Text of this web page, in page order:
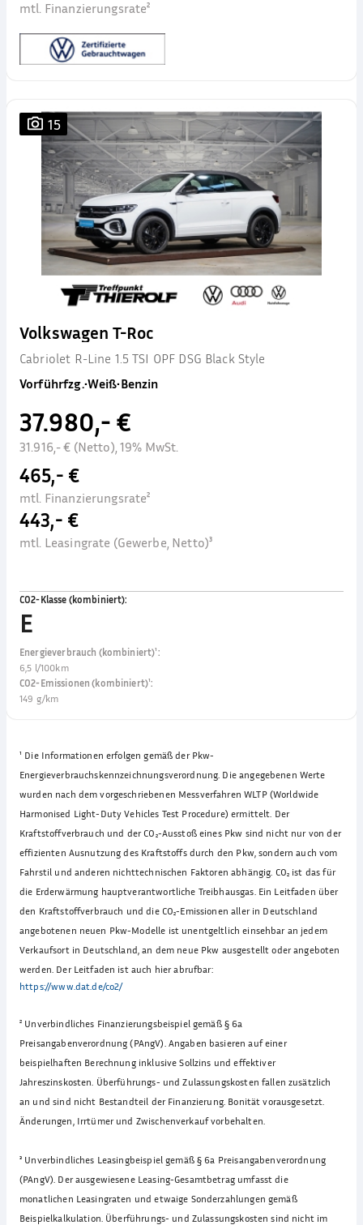
mtl. Finanzierungsrate²
15
Volkswagen T-Roc
Cabriolet R-Line 1.5 TSI OPF DSG Black Style
Vorführfzg.•Weiß•Benzin
37.980,- €
31.916,- € (Netto), 19% MwSt.
465,- €
mtl. Finanzierungsrate²
443,- €
mtl. Leasingrate (Gewerbe, Netto)³
CO2-Klasse (kombiniert):
E
Energieverbrauch (kombiniert)¹:
6,5 l/100km
CO2-Emissionen (kombiniert)¹:
149 g/km
¹ Die Informationen erfolgen gemäß der Pkw-
Energieverbrauchskennzeichnungsverordnung. Die angegebenen Werte
wurden nach dem vorgeschriebenen Messverfahren WLTP (Worldwide
Harmonised Light-Duty Vehicles Test Procedure) ermittelt. Der
Kraftstoffverbrauch und der CO₂-Ausstoß eines Pkw sind nicht nur von der
effizienten Ausnutzung des Kraftstoffs durch den Pkw, sondern auch vom
Fahrstil und anderen nichttechnischen Faktoren abhängig. CO₂ ist das für
die Erderwärmung hauptverantwortliche Treibhausgas. Ein Leitfaden über
den Kraftstoffverbrauch und die CO₂-Emissionen aller in Deutschland
angebotenen neuen Pkw-Modelle ist unentgeltlich einsehbar an jedem
Verkaufsort in Deutschland, an dem neue Pkw ausgestellt oder angeboten
werden. Der Leitfaden ist auch hier abrufbar:
https://www.dat.de/co2/
² Unverbindliches Finanzierungsbeispiel gemäß § 6a
Preisangabenverordnung (PAngV). Angaben basieren auf einer
beispielhaften Berechnung inklusive Sollzins und effektiver
Jahreszinskosten. Überführungs- und Zulassungskosten fallen zusätzlich
an und sind nicht Bestandteil der Finanzierung. Bonität vorausgesetzt.
Änderungen, Irrtümer und Zwischenverkauf vorbehalten.
³ Unverbindliches Leasingbeispiel gemäß § 6a Preisangabenverordnung
(PAngV). Der ausgewiesene Leasing-Gesamtbetrag umfasst die
monatlichen Leasingraten und etwaige Sonderzahlungen gemäß
Beispielkalkulation. Überführungs- und Zulassungskosten sind nicht im